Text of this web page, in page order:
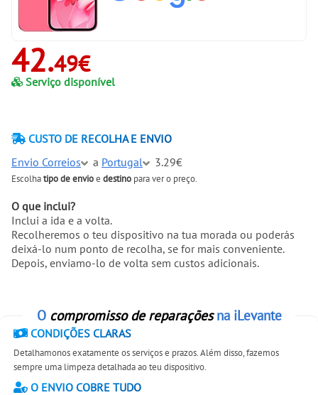
42.49€
Serviço disponível
CUSTO DE RECOLHA E ENVIO
Envio Correios
a Portugal 3.29€
Escolhatipo de envioe destino para ver o preço.
O que inclui?
Inclui a ida e a volta.
Recolheremos o teu dispositivo na tua morada ou poderás
deixá-lo num ponto de recolha, se for mais conveniente.
Depois, enviamo-lo de volta sem custos adicionais.
O compromisso de reparaçõesna iLevante
CONDIÇÕES CLARAS
Detalhamonos exatamente os serviços e prazos. Além disso, fazemos
sempre uma limpeza detalhada ao teu dispositivo.
O ENVIO COBRE TUDO